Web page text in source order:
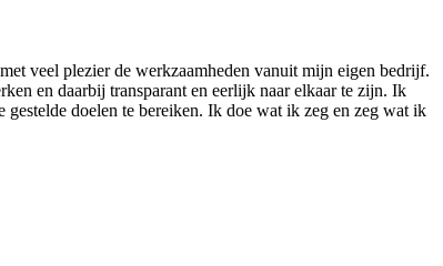
veel plezier de werkzaamheden vanuit mijn eigen bedrijf.
en daarbij transparant en eerlijk naar elkaar te zijn. Ik
doelen te bereiken. Ik doe wat ik zeg en zeg wat ik